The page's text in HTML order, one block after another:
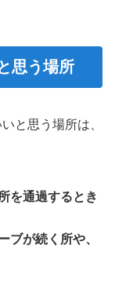
思う場所
と思う場所は、
を通過するとき
ブが続く所や、